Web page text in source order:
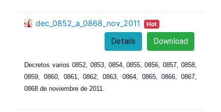
dec_0852_a_0868_nov_2011 Hot
Download
Details
Decretos varios 0852, 0853, 0854, 0855, 0856, 0857, 0858,
0859, 0860, 0861, 0862, 0863, 0864, 0865, 0866, 0867,
0868 de noviembre de 2011.